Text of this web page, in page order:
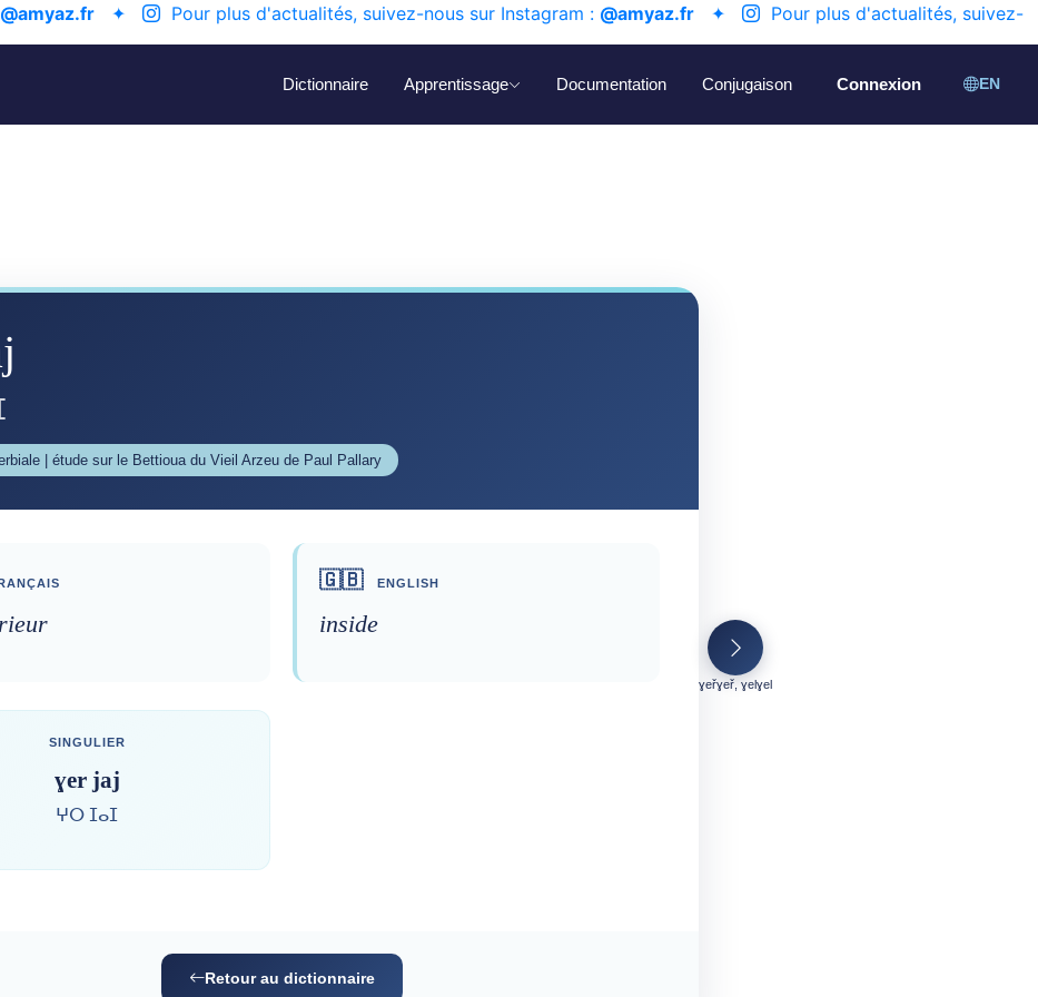
@amyaz.fr ✦ Pour plus d'actualités, suivez-nous sur Instagram : @amyaz.fr ✦
Pour plus d'actualités, suivez-
Dictionnaire Apprentissage Documentation Conjugaison Connexion EN
| étude sur le Bettioua du Vieil Arzeu de Paul Pallary
🇬🇧 ENGLISH
inside
SINGULIER
ɣer jaj
ⵖⵔ ⵊⴰⵊ
Retour au dictionnaire
ɣeřɣeř, ɣelɣel